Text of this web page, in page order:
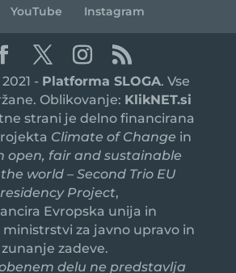
YouTube Instagram
- Platforma SLOGA. Vse
Oblikovanje: KlikNET.si
strani je delno financirana
Climate of Change in
open, fair and sustainable
world – Second Trio EU
Project,
Evropska unija in
za javno upravo in
zunanje zadeve.
delu ne predstavlja